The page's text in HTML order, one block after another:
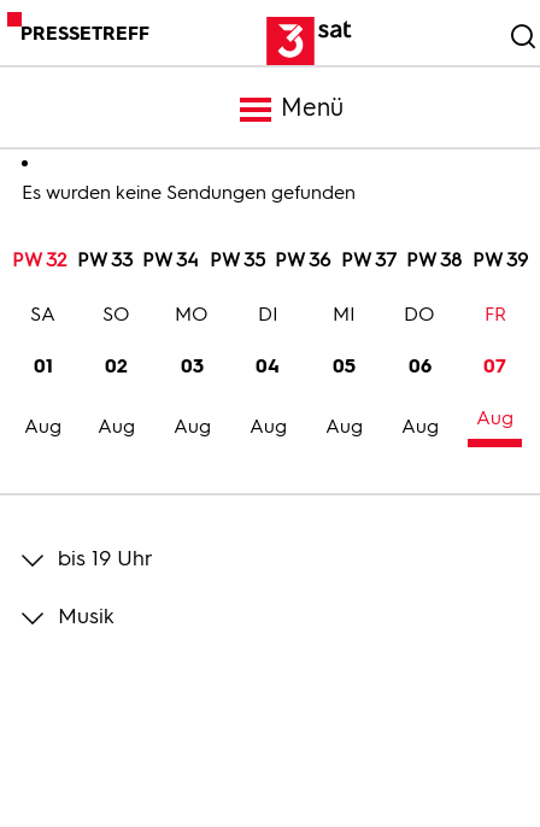
PRESSETREFF
Menü
Meldungen
Programm
Trailer
Bilder
Es wurden keine Sendungen gefunden
PW 32 PW 33 PW 34 PW 35 PW 36 PW 37 PW 38 PW 39
01
Aug
SA
02
Aug
SO
03
Aug
MO
04
Aug
DI
05
Aug
MI
06
Aug
DO
07
Aug
FR
bis 19 Uhr
Musik